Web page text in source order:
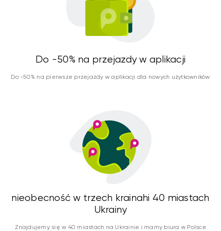
Do -50% na przejazdy w aplikacji
Do -50% na pierwsze przejazdy w aplikacji dla nowych użytkowników
nieobecność w trzech krainahi 40 miastach
Ukrainy
Znajdujemy się w 40 miastach na Ukrainie i mamy biura w Polsce